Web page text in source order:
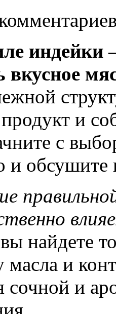
индейки
вкусное
и
с
и обсушите
найдете
масла и
сочной и